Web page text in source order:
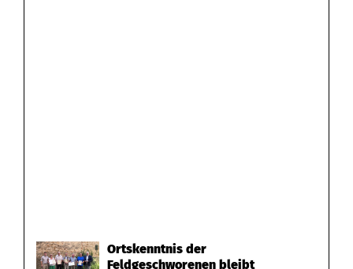
Ortskenntnis der
Feldgeschworenen bleibt